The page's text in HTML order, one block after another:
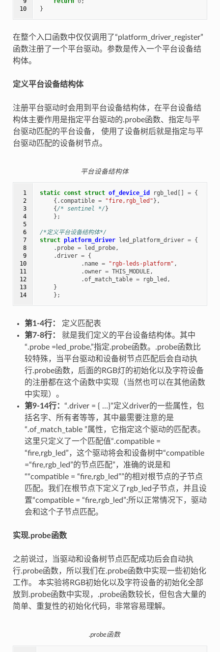
10
}
在整个入口函数中仅仅调用了“platform_driver_register”
函数注册了一个平台驱动。参数是传入一个平台设备结
构体。
定义平台设备结构体
注册平台驱动时会用到平台设备结构体，在平台设备结
构体主要作用是指定平台驱动的.probe函数、指定与平
台驱动匹配的平台设备， 使用了设备树后就是指定与平
台驱动匹配的设备树节点。
平台设备结构体
1
2
3
4
5
6
7
8
9
10
11
12
13
14
static const struct of_device_id rgb_led = {
{. compatible = "fire,rgb_led" },
{/* sentinel */ }
};
/*定义平台设备结构体*/
struct platform_driver led_platform_driver = {
. probe = led_probe,
.driver = {
. name = "rgb-leds-platform" ,
.owner = THIS_MODULE,
.of_match_table = rgb_led ,
}
};
第1-4行：
定义匹配表
第7-8行：
就是我们定义的平台设备结构体。其中
“.probe =led_probe,”指定.probe函数。.probe函数比
较特殊，当平台驱动和设备树节点匹配后会自动执
行.probe函数，后面的RGB灯的初始化以及字符设备
的注册都在这个函数中实现（当然也可以在其他函数
中实现）。
第9-14行： “.driver = { …}”定义driver的一些属性，包
括名字、所有者等等，其中最需要注意的是
“.of_match_table ”属性，它指定这个驱动的匹配表。
这里只定义了一个匹配值“.compatible =
“fire,rgb_led”，这个驱动将会和设备树中“compatible
=“fire,rgb_led”的节点匹配”，准确的说是和
““compatible = “fire,rgb_led””的相对根节点的子节点
匹配。我们在根节点下定义了rgb_led子节点，并且设
置“compatible = “fire,rgb_led”;所以正常情况下，驱动
会和这个子节点匹配。
实现.probe函数
之前说过，当驱动和设备树节点匹配成功后会自动执
行.probe函数，所以我们在.probe函数中实现一些初始化
工作。 本实验将RGB初始化以及字符设备的初始化全部
放到.probe函数中实现，.probe函数较长，但包含大量的
简单、重复性的初始化代码，非常容易理解。
.probe函数